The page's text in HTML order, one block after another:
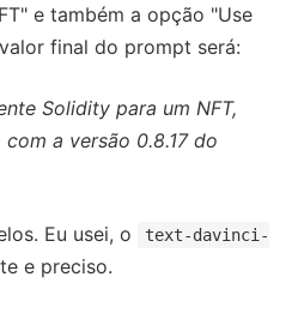
e também a opção "Use
final do prompt será:
Solidity para um NFT,
a versão 0.8.17 do
Eu usei, o
text-davinci-
e preciso.